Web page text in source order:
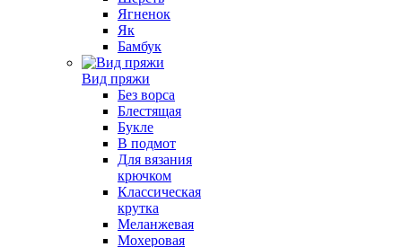
Ягненок
Як
Бамбук
Вид пряжи
Без ворса
Блестящая
Букле
В подмот
Для вязания
крючком
Классическая
крутка
Меланжевая
Мохеровая